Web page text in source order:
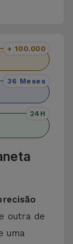
+ 100.000
36 Meses
24H
outra de
uma